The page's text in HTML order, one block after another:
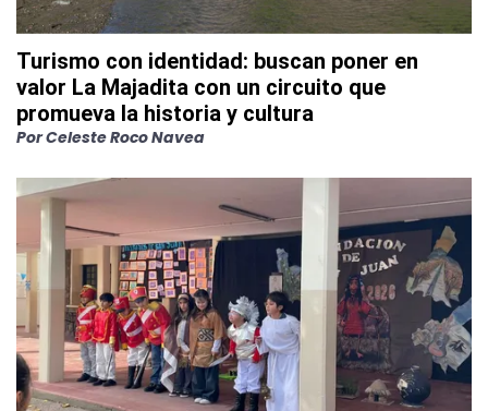
Turismo con identidad: buscan poner en
valor La Majadita con un circuito que
promueva la historia y cultura
PorCeleste Roco Navea